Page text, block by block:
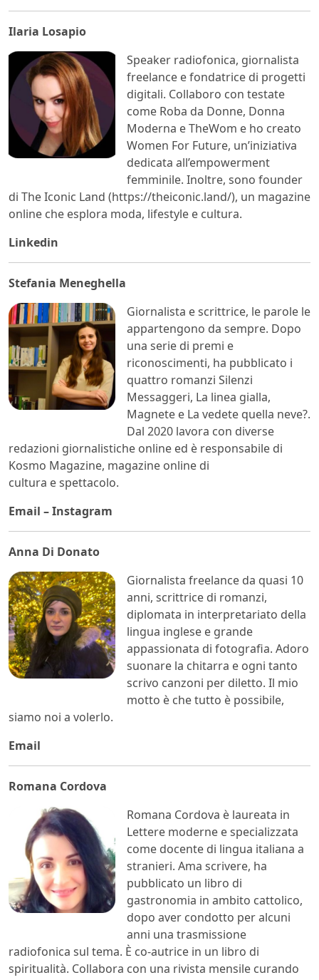
Ilaria Losapio
Speaker radiofonica, giornalista
freelance e fondatrice di progetti
digitali. Collaboro con testate
come Roba da Donne, Donna
Moderna e TheWom e ho creato
Women For Future, un’iniziativa
dedicata all’empowerment
femminile. Inoltre, sono founder
di The Iconic Land (https://theiconic.land/), un magazine
online che esplora moda, lifestyle e cultura.
Linkedin
Stefania Meneghella
Giornalista e scrittrice, le parole le
appartengono da sempre. Dopo
una serie di premi e
riconoscimenti, ha pubblicato i
quattro romanzi Silenzi
Messaggeri, La linea gialla,
Magnete e La vedete quella neve?.
Dal 2020 lavora con diverse
redazioni giornalistiche online ed è responsabile di
Kosmo Magazine, magazine online di
cultura e spettacolo.
Email –Instagram
Anna Di Donato
Giornalista freelance da quasi 10
anni, scrittrice di romanzi,
diplomata in interpretariato della
lingua inglese e grande
appassionata di fotografia. Adoro
suonare la chitarra e ogni tanto
scrivo canzoni per diletto. Il mio
motto è che tutto è possibile,
siamo noi a volerlo.
Email
Romana Cordova
Romana Cordova è laureata in
Lettere moderne e specializzata
come docente di lingua italiana a
stranieri. Ama scrivere, ha
pubblicato un libro di
gastronomia in ambito cattolico,
dopo aver condotto per alcuni
anni una trasmissione
radiofonica sul tema. È co-autrice in un libro di
spiritualità. Collabora con una rivista mensile curando